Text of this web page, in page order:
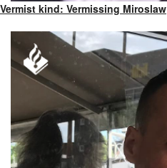
Vermist kind: Vermissing Miroslaw